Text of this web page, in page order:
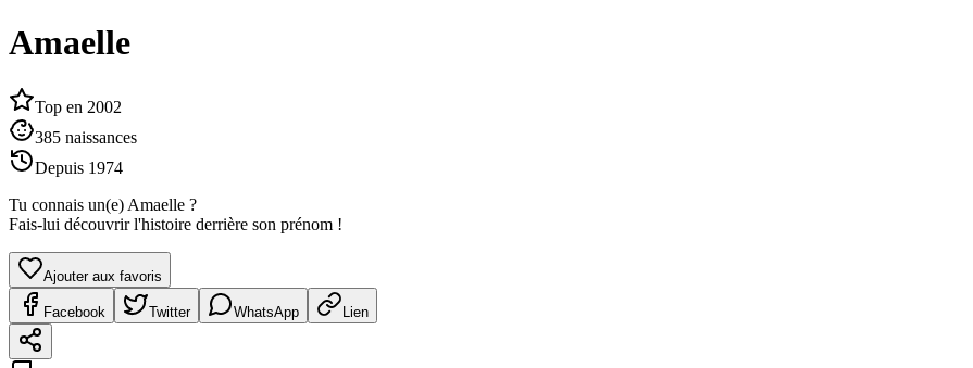
Amaelle
Top en 2002
385 naissances
Depuis 1974
Tu connais un(e) Amaelle ?
Fais-lui découvrir l'histoire derrière son prénom !
Ajouter aux favoris
Facebook Twitter WhatsApp Lien